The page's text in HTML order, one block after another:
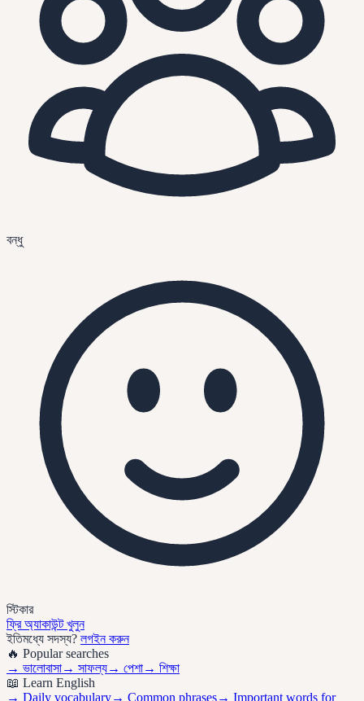
বন্ধু
স্টিকার
ফ্রি অ্যাকাউন্ট খুলুন
ইতিমধ্যে সদস্য? লগইন করুন
🔥 Popular searches
→ ভালোবাসা→ সাফল্য→ পেশা→ শিক্ষা
📖 Learn English
→ Daily vocabulary→ Common phrases→ Important words for